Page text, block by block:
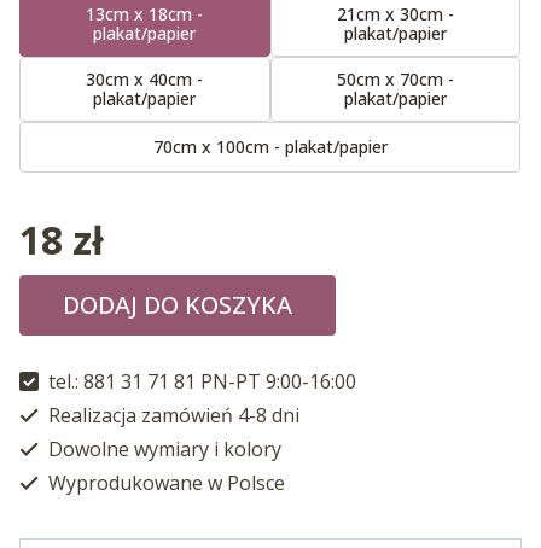
13cm x 18cm -
plakat/papier
21cm x 30cm -
plakat/papier
30cm x 40cm -
plakat/papier
50cm x 70cm -
plakat/papier
70cm x 100cm - plakat/papier
18 zł
DODAJ DO KOSZYKA
tel.: 881 31 71 81 PN-PT 9:00-16:00
Realizacja zamówień 4-8 dni
Dowolne wymiary i kolory
Wyprodukowane w Polsce